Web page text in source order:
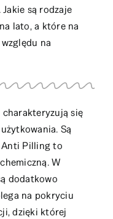
są rodzaje
lato, a które na
na
się
Są
Anti Pilling to
W
dodatkowo
na pokryciu
dzięki której